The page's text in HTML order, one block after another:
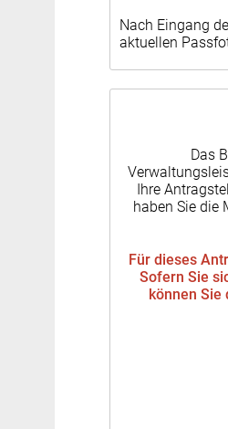
Nach Eingang
aktuellen
Das
Ihre
haben Sie die
Für dieses
Sofern Sie
können Sie